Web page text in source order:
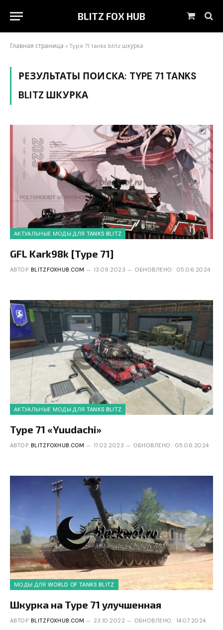
BLITZ FOX HUB Корзина
Главная страница »Type 71 tanks blitz шкурка
РЕЗУЛЬТАТЫ ПОИСКА: TYPE 71 TANKS
BLITZ ШКУРКА
АКТУАЛЬНЫЕ МОДЫ ДЛЯ TANKS BLITZ
GFL Kark98k [Type 71]
АВТОР BLITZFOXHUB.COM 13.09.2023 ОБНОВЛЕНО: 05.06.2024
АКТУАЛЬНЫЕ МОДЫ ДЛЯ TANKS BLITZ
Type 71 «Yuudachi»
АВТОР BLITZFOXHUB.COM 17.02.2023 ОБНОВЛЕНО: 05.06.2024
МОДЫ ДЛЯ WORLD OF TANKS BLITZ
Шкурка на Type 71 улучшенная
АВТОР BLITZFOXHUB.COM 23.10.2022 ОБНОВЛЕНО: 14.07.2024